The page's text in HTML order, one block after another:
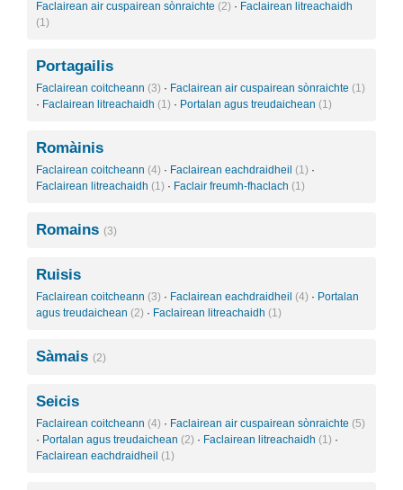
Faclairean air cuspairean sònraichte (2) · Faclairean litreachaidh
(1)
Portagailis
Faclairean coitcheann (3) · Faclairean air cuspairean sònraichte (1)
· Faclairean litreachaidh (1) · Portalan agus treudaichean (1)
Romàinis
Faclairean coitcheann (4) · Faclairean eachdraidheil (1) ·
Faclairean litreachaidh (1) · Faclair freumh-fhaclach (1)
Romains (3)
Ruisis
Faclairean coitcheann (3) · Faclairean eachdraidheil (4) · Portalan
agus treudaichean (2) · Faclairean litreachaidh (1)
Sàmais (2)
Seicis
Faclairean coitcheann (4) · Faclairean air cuspairean sònraichte (5)
· Portalan agus treudaichean (2) · Faclairean litreachaidh (1) ·
Faclairean eachdraidheil (1)